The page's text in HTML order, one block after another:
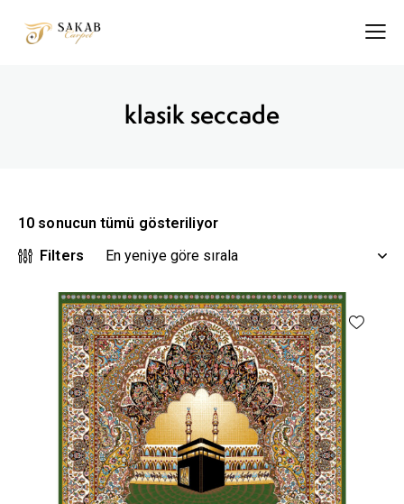
klasik seccade
10 sonucun tümü gösteriliyor
Filters